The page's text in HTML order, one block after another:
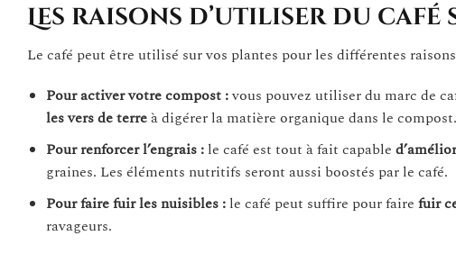
Les raisons d’utiliser du café
Le café peut être utilisé sur vos plantes pour les différentes
Pour activer votre compost :vous pouvez utiliser du marc de
les vers de terreà digérer la matière organique dans le
Pour renforcer l’engrais :le café est tout à fait capable
graines. Les éléments nutritifs seront aussi boostés par le café.
Pour faire fuir les nuisibles :le café peut suffire pour faire fuir
ravageurs.